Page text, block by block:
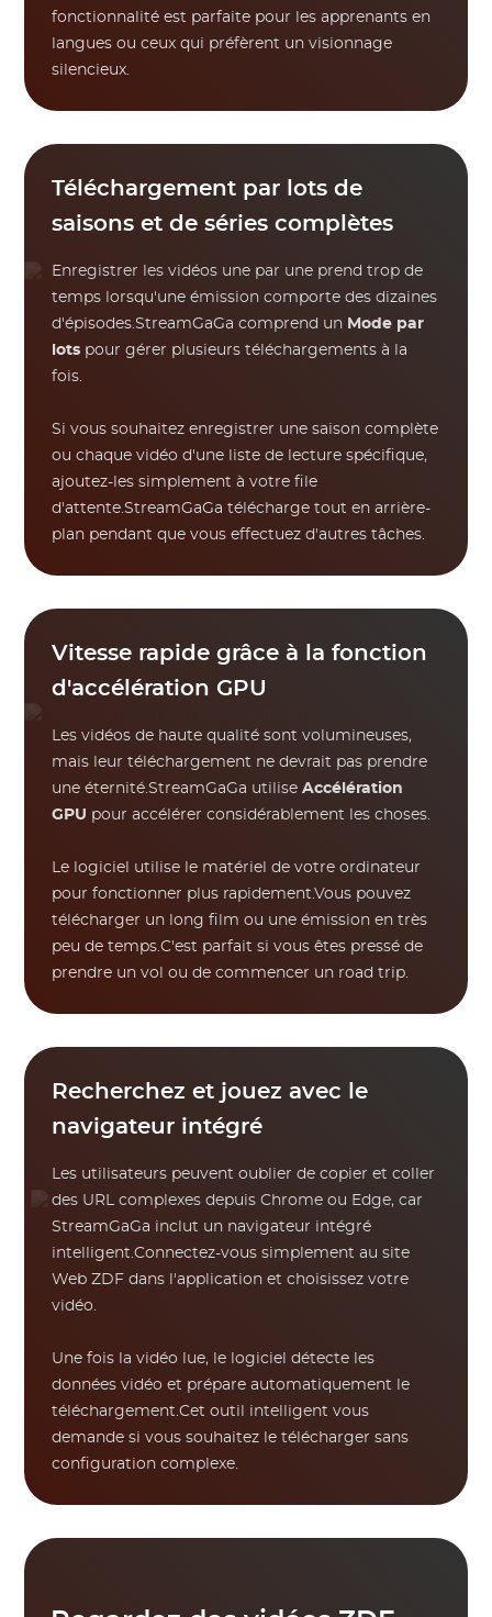
fonctionnalité est parfaite pour les apprenants en
langues ou ceux qui préfèrent un visionnage
silencieux.
Téléchargement par lots de
saisons et de séries complètes
Enregistrer les vidéos une par une prend trop de
temps lorsqu'une émission comporte des dizaines
d'épisodes.StreamGaGa comprend un Mode par
lots pour gérer plusieurs téléchargements à la
fois.
Si vous souhaitez enregistrer une saison complète
ou chaque vidéo d'une liste de lecture spécifique,
ajoutez-les simplement à votre file
d'attente.StreamGaGa télécharge tout en arrière-
plan pendant que vous effectuez d'autres tâches.
Vitesse rapide grâce à la fonction
d'accélération GPU
Les vidéos de haute qualité sont volumineuses,
mais leur téléchargement ne devrait pas prendre
une éternité.StreamGaGa utiliseAccélération
GPU pour accélérer considérablement les choses.
Le logiciel utilise le matériel de votre ordinateur
pour fonctionner plus rapidement.Vous pouvez
télécharger un long film ou une émission en très
peu de temps.C'est parfait si vous êtes pressé de
prendre un vol ou de commencer un road trip.
Recherchez et jouez avec le
navigateur intégré
Les utilisateurs peuvent oublier de copier et coller
des URL complexes depuis Chrome ou Edge, car
StreamGaGa inclut un navigateur intégré
intelligent.Connectez-vous simplement au site
Web ZDF dans l'application et choisissez votre
vidéo.
Une fois la vidéo lue, le logiciel détecte les
données vidéo et prépare automatiquement le
téléchargement.Cet outil intelligent vous
demande si vous souhaitez le télécharger sans
configuration complexe.